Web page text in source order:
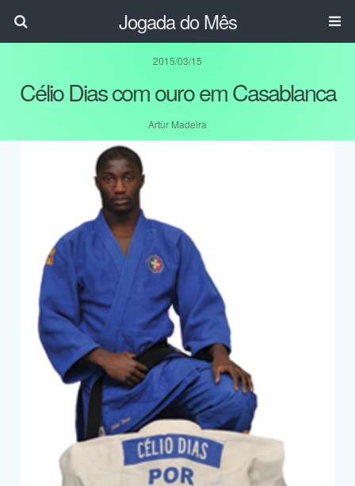
Jogada do Mês
2015/03/15
Célio Dias com ouro em Casablanca
Artur Madeira